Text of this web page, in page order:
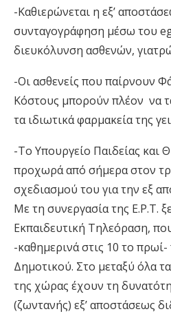
-Καθιερώνεται η εξ’
συνταγογράφηση μέσω του e
διευκόλυνση ασθενών,
-Οι ασθενείς που παίρνουν
Κόστους μπορούν πλέον να
τα ιδιωτικά φαρμακεία της
-Το Υπουργείο Παιδείας και
προχωρά από σήμερα στον
σχεδιασμού του για την εξ
Με τη συνεργασία της Ε.Ρ.Τ.
Εκπαιδευτική Τηλεόραση,
-καθημερινά στις 10 το
Δημοτικού. Στο μεταξύ όλα
της χώρας έχουν τη
(ζωντανής) εξ’ αποστάσεως